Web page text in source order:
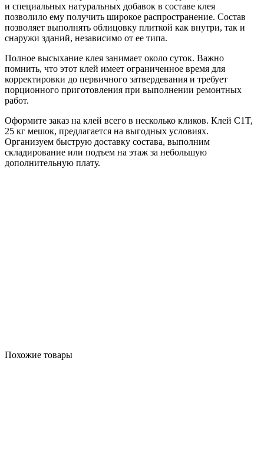
и специальных натуральных добавок в составе клея
позволило ему получить широкое распространение. Состав
позволяет выполнять облицовку плиткой как внутри, так и
снаружи зданий, независимо от ее типа.
Полное высыхание клея занимает около суток. Важно
помнить, что этот клей имеет ограниченное время для
корректировки до первичного затвердевания и требует
порционного приготовления при выполнении ремонтных
работ.
Оформите заказ на клей всего в несколько кликов. Клей C1T,
25 кг мешок, предлагается на выгодных условиях.
Организуем быструю доставку состава, выполним
складирование или подъем на этаж за небольшую
дополнительную плату.
Похожие товары